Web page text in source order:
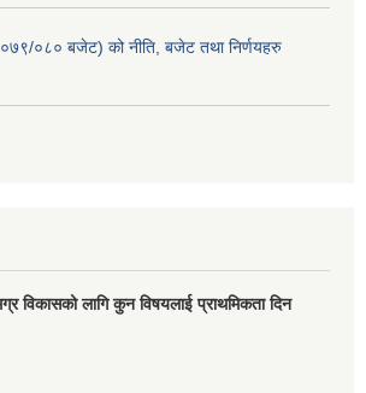
०८० बजेट) को नीति, बजेट तथा निर्णयहरु
विकासको लागि कुन विषयलाई प्राथमिकता दिन